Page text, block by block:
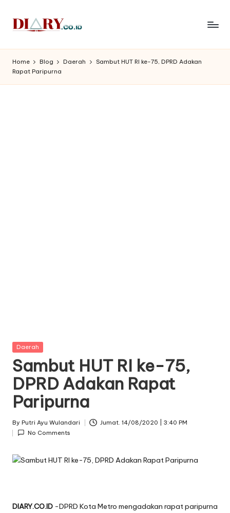
Skip
D
i
a
Indonesia
Home Blog Daerah
Sambut HUT RI ke-75, DPRD Adakan
Rapat Paripurna
Posted
Daerah
Sambut HUT RI ke-75,
DPRD Adakan Rapat
Paripurna
Posted
by
By Putri Ayu Wulandari
Jumat. 14/08/2020 | 3:40 PM
No Comments
DIARY.CO.ID -DPRD Kota Metro mengadakan rapat paripurna